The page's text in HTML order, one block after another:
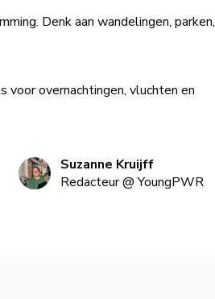
Denk aan wandelingen, parken,
voor overnachtingen, vluchten en
Suzanne Kruijff
Redacteur@YoungPWR